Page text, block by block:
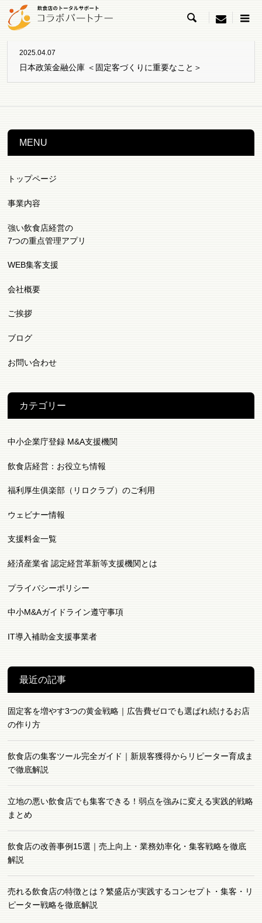
 menu
2025.04.07
日本政策金融公庫 ＜固定客づくりに重要なこと＞
MENU
トップページ
事業内容
強い飲食店経営の
7つの重点管理アプリ
WEB集客支援
会社概要
ご挨拶
ブログ
お問い合わせ
カテゴリー
中小企業庁登録 M&A支援機関
飲食店経営：お役立ち情報
福利厚生俱楽部（リロクラブ）のご利用
ウェビナー情報
支援料金一覧
経済産業省 認定経営革新等支援機関とは
プライバシーポリシー
中小M&Aガイドライン遵守事項
IT導入補助金支援事業者
最近の記事
固定客を増やす3つの黄金戦略｜広告費ゼロでも選ばれ続けるお店
の作り方
飲食店の集客ツール完全ガイド｜新規客獲得からリピーター育成ま
で徹底解説
立地の悪い飲食店でも集客できる！弱点を強みに変える実践的戦略
まとめ
飲食店の改善事例15選｜売上向上・業務効率化・集客戦略を徹底
解説
売れる飲食店の特徴とは？繁盛店が実践するコンセプト・集客・リ
ピーター戦略を徹底解説